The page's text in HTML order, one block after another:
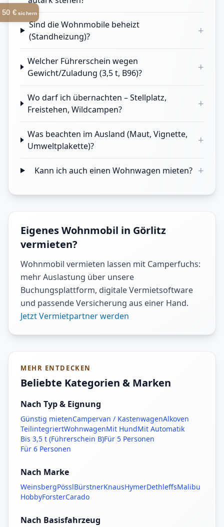
Sind die Wohnmobile beheizt
(Standheizung)?
+
Welcher Führerschein wegen
Gewicht/Zuladung (3,5 t, B96)?
+
Wo darf ich übernachten – Stellplatz,
Freistehen, Wildcampen?
+
Was beachten im Ausland (Maut, Vignette,
Umweltplakette)?
+
Kann ich auch einen Wohnwagen mieten? +
Eigenes Wohnmobil in Görlitz
vermieten?
Wohnmobil vermieten lassen mit Camperfuchs:
mehr Auslastung über unsere
Buchungsplattform, digitale Vermietsoftware
und passende Versicherung aus einer Hand.
Jetzt Vermietpartner werden
MEHR ENTDECKEN
Beliebte Kategorien & Marken
Nach Typ & Eignung
Günstig mietenCampervan / KastenwagenAlkoven
TeilintegriertWohnwagenMit HundMit Automatik
Bis 3,5 t (Führerschein B)Für 5 Personen
Für 6 Personen
Nach Marke
WeinsbergPösslBürstnerKnausHymerDethleffsMalibu
HobbyForsterCarado
Nach Basisfahrzeug
50 €sichern